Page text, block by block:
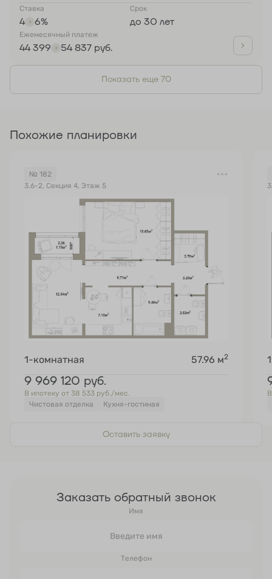
Ставка
4 6%
Срок
до 30 лет
Ежемесячный платеж
44 399 54 837 руб.
Показать еще 70
Похожие планировки
№ 182
3.6-2, Секция 4, Этаж 5
1-комнатная 57.96 м2
9 969 120 руб.
В ипотеку от 38 533 руб./мес.
Чистовая отделка
Кухня-гостиная
Оставить заявку
Заказать обратный звонок
Имя
Телефон